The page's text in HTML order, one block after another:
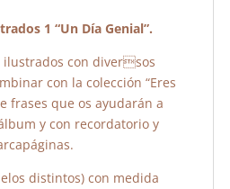
1 “Un Día Genial”.
ilustrados con diversos
con la colección “Eres
frases que os ayudarán a
y con recordatorio y
distintos) con medida